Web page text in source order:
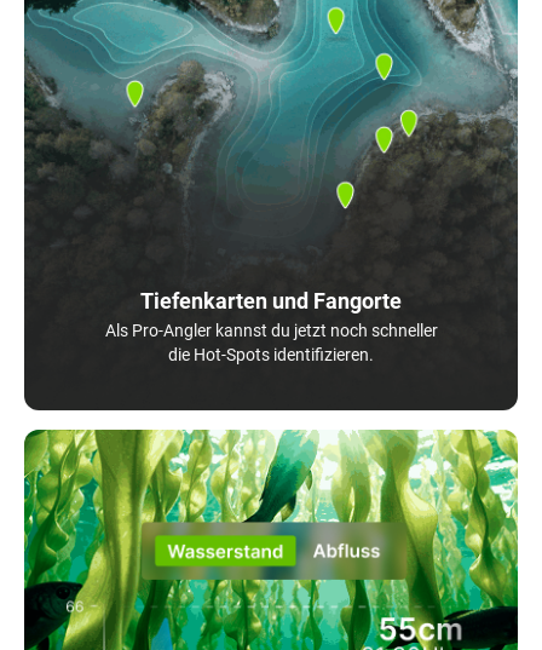
Tiefenkarten und Fangorte
Als Pro-Angler kannst du jetzt noch schneller
die Hot-Spots identifizieren.